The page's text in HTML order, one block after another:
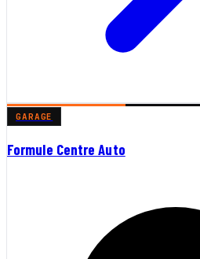
GARAGE
Formule Centre Auto